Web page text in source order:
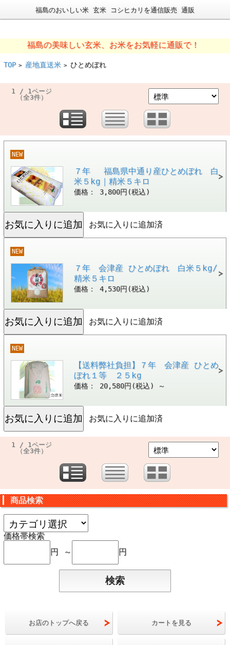
福島のおいしい米 玄米 コシヒカリを通信販売 通販
福島の美味しい玄米、お米をお気軽に通販で！
TOP > 産地直送米 > ひとめぼれ
1 / 1ページ
（全3件）
NEW
７年 福島県中通り産ひとめぼれ 白
米５kg｜精米５キロ
価格： 3,800円(税込)
お気に入りに追加済
NEW
７年 会津産 ひとめぼれ 白米５kg/
精米５キロ
価格： 4,530円(税込)
お気に入りに追加済
NEW
【送料弊社負担】７年 会津産 ひとめ
ぼれ１等 ２５kg
価格： 20,580円(税込) ～
お気に入りに追加済
1 / 1ページ
（全3件）
商品検索
価格帯検索
円 ～
円
お店のトップへ戻る カートを見る